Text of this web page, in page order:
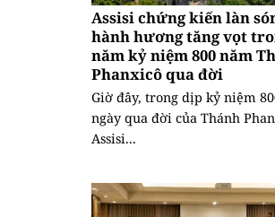
Assisi chứng kiến làn
hành hương tăng vọt
năm kỷ niệm 800 năm
Phanxicô qua đời
Giờ đây, trong dịp kỷ niệm
ngày qua đời của Thánh
Assisi...